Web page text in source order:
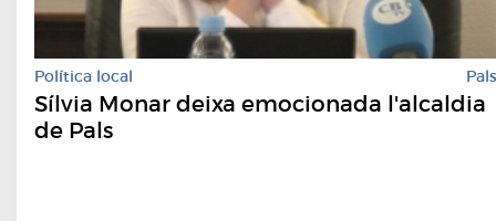
Política local Pals
Sílvia Monar deixa emocionada l'alcaldia
de Pals